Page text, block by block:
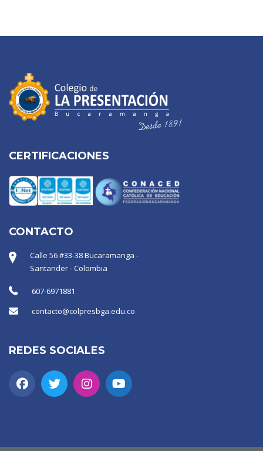
CERTIFICACIONES
CONTACTO
Calle 56 #33-38 Bucaramanga -
Santander - Colombia
607-6971881
contacto@colpresbga.edu.co
REDES SOCIALES